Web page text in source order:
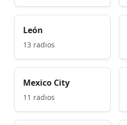
León
13 radios
Mexico City
11 radios